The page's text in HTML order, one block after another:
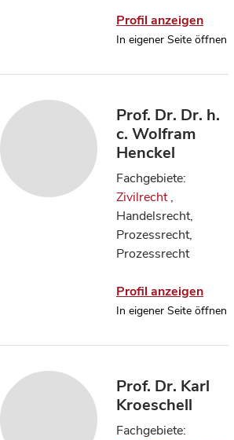
Profil anzeigen
In eigener Seite öffnen
Prof. Dr. Dr. h.
c. Wolfram
Henckel
Fachgebiete:
Zivilrecht,
Handelsrecht,
Prozessrecht,
Prozessrecht
Profil anzeigen
In eigener Seite öffnen
Prof. Dr. Karl
Kroeschell
Fachgebiete: